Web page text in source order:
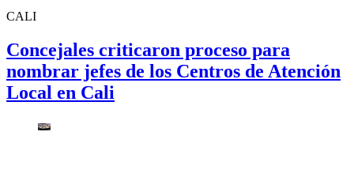
CALI
Concejales criticaron proceso para
nombrar jefes de los Centros de Atención
Local en Cali